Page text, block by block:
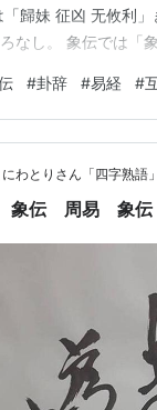
歸妹 征凶 无攸利」
なし。 象伝では「
んしもっておわりを
妹」は非常に難し
良くないと終りまで
解説されます。 例え
から行くのが良い、
#卦辞 #易経 #
わとりさん「四字熟語」
象伝 周易 象伝